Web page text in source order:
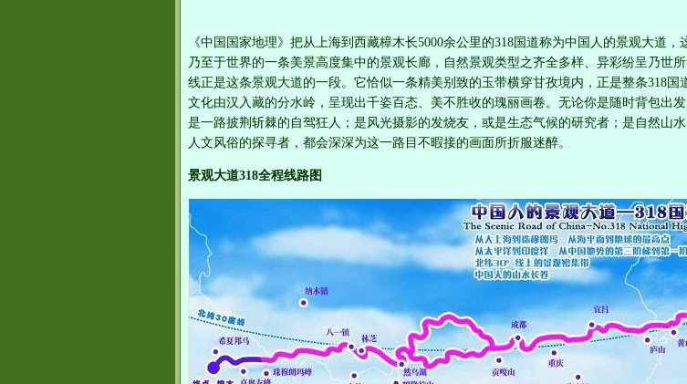
《中国国家地理》把从上海到西藏樟木长5000余公里的318国道称为中国人的景观大道，
乃至于世界的一条美景高度集中的景观长廊，自然景观类型之齐全多样、异彩纷呈乃世
线正是这条景观大道的一段。它恰似一条精美别致的玉带横穿甘孜境内，正是整条318国
文化由汉入藏的分水岭，呈现出千姿百态、美不胜收的瑰丽画卷。无论你是随时背包出
是一路披荆斩棘的自驾狂人；是风光摄影的发烧友，或是生态气候的研究者；是自然山
人文风俗的探寻者，都会深深为这一路目不暇接的画面所折服迷醉。
景观大道318全程线路图